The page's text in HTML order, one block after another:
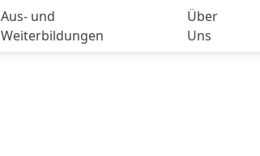
Aus- und
Weiterbildungen
Über
Uns